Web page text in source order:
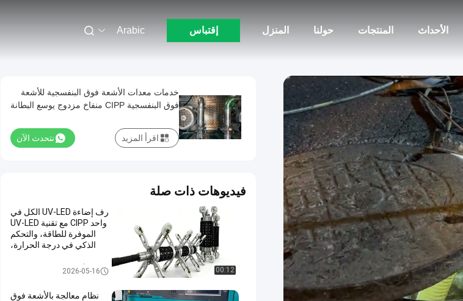
المنزل حولنا المنتجات الأحداث إقتباس Arabic
خدمات معدات الأشعة فوق البنفسجية للأشعة
فوق البنفسجية CIPP منفاخ مزدوج يوسع البطانة
نتحدث الآن اقرأ المزيد
فيديوهات ذات صلة
00:12
رف إضاءة UV-LED الكل في
واحد CIPP مع تقنية UV-LED
الموفرة للطاقة، والتحكم
الذكي في درجة الحرارة،
النطاق لإعادة تأهيل الأنابيب
2026-05-16
نظام معالجة بالأشعة فوق